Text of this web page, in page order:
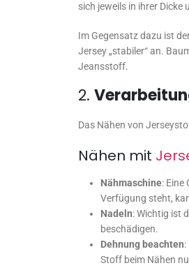
sich jeweils in ihrer
Im Gegensatz dazu ist
Jersey „stabiler“ an.
Jeansstoff.
2.
Das Nähen von
Nähen mit
Nähmaschine:
Verfügung steht,
Nadeln: Wichtig ist
beschädigen.
Dehnung beachten
Stoff beim Nähen